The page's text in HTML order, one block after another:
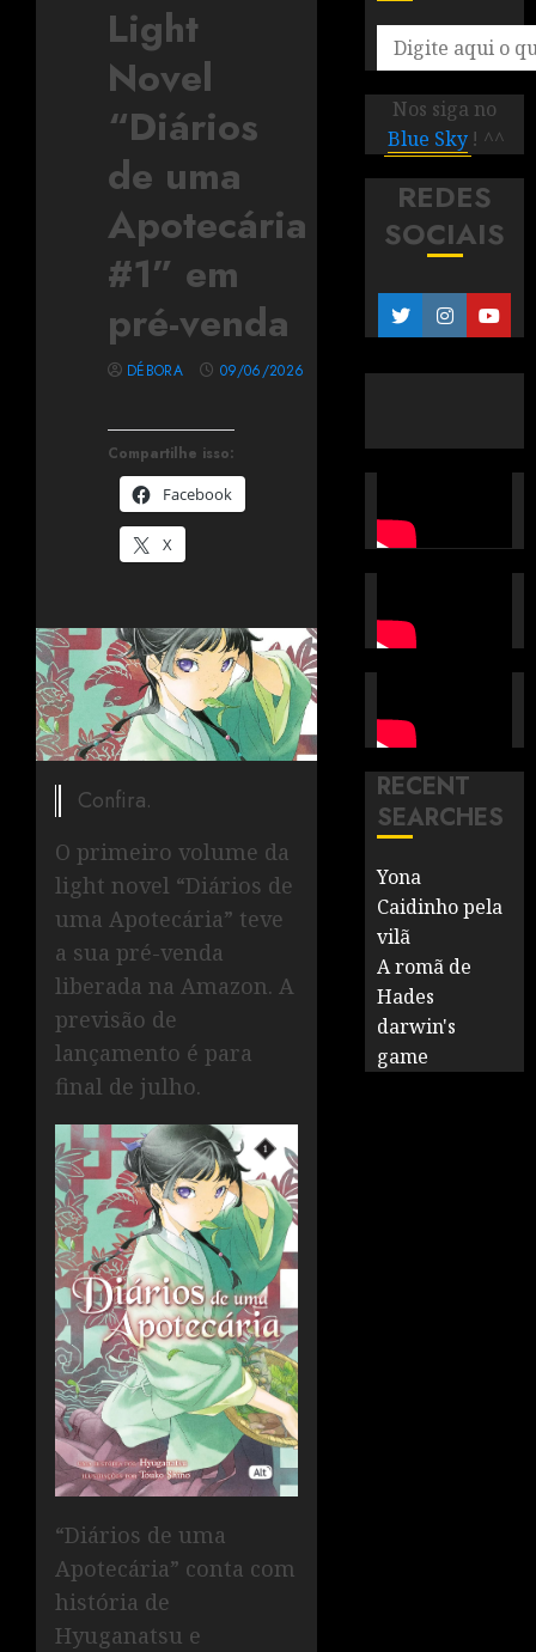
Light
Novel
“Diários
de uma
Apotecária
#1” em
pré-venda
Compartilhe isso:
Facebook
X
DÉBORA 09/06/2026
Confira.
O primeiro volume da
light novel “Diários de
uma Apotecária” teve
a sua pré-venda
liberada na Amazon. A
previsão de
lançamento é para
final de julho.
“Diários de uma
Apotecária” conta com
história de
Hyuganatsu e
Nos siga no
Blue Sky ! ^^
REDES
SOCIAIS
RECENT
SEARCHES
Yona
Caidinho pela
vilã
A romã de
Hades
darwin's
game